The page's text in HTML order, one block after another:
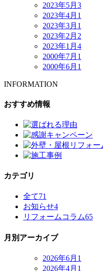
2023年5月 3
2023年4月 1
2023年3月 1
2023年2月 2
2023年1月 4
2000年7月 1
2000年6月 1
INFORMATION
おすすめ情報
カテゴリ
全て71
お知らせ4
リフォームコラム65
月別アーカイブ
2026年6月 1
2026年4月 1